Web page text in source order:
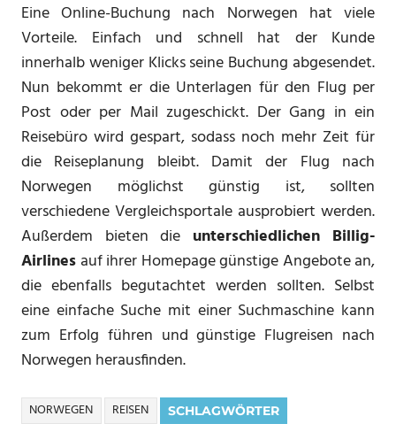
Eine Online-Buchung nach Norwegen hat viele
Vorteile. Einfach und schnell hat der Kunde
innerhalb weniger Klicks seine Buchung abgesendet.
Nun bekommt er die Unterlagen für den Flug per
Post oder per Mail zugeschickt. Der Gang in ein
Reisebüro wird gespart, sodass noch mehr Zeit für
die Reiseplanung bleibt. Damit der Flug nach
Norwegen möglichst günstig ist, sollten
verschiedene Vergleichsportale ausprobiert werden.
Außerdem bieten die unterschiedlichen Billig-
Airlines auf ihrer Homepage günstige Angebote an,
die ebenfalls begutachtet werden sollten. Selbst
eine einfache Suche mit einer Suchmaschine kann
zum Erfolg führen und günstige Flugreisen nach
Norwegen herausfinden.
SCHLAGWÖRTER
NORWEGEN
REISEN